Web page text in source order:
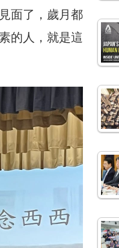
面了，歲月都
的人，就是這